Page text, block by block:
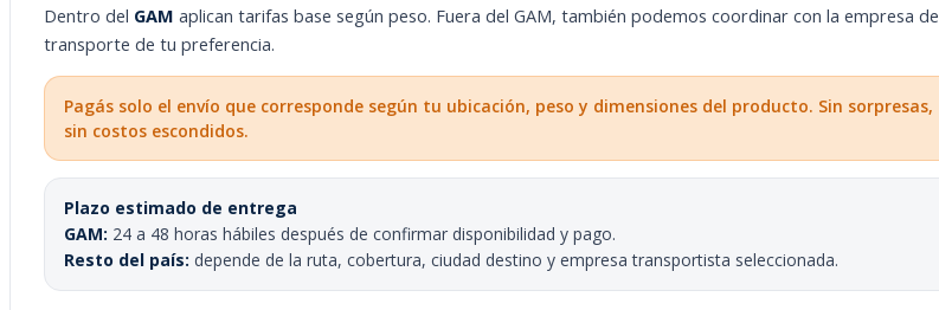
Dentro del GAM aplican tarifas base según peso. Fuera del GAM, también podemos coordinar con la empresa de
transporte de tu preferencia.
Pagás solo el envío que corresponde según tu ubicación, peso y dimensiones del producto. Sin sorpresas,
sin costos escondidos.
Plazo estimado de entrega
GAM: 24 a 48 horas hábiles después de confirmar disponibilidad y pago.
Resto del país: depende de la ruta, cobertura, ciudad destino y empresa transportista seleccionada.